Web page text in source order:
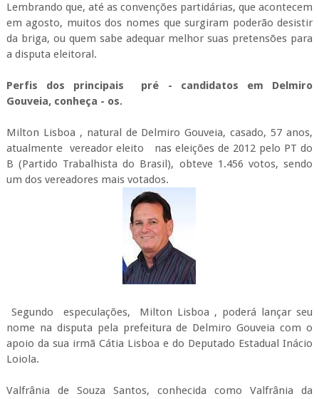
Lembrando que, até as convenções partidárias, que acontecem
em agosto, muitos dos nomes que surgiram poderão desistir
da briga, ou quem sabe adequar melhor suas pretensões para
a disputa eleitoral.
Perfis dos principais pré - candidatos em Delmiro
Gouveia, conheça - os.
Milton Lisboa , natural de Delmiro Gouveia, casado, 57 anos,
atualmente vereador eleito nas eleições de 2012 pelo PT do
B (Partido Trabalhista do Brasil), obteve 1.456 votos, sendo
um dos vereadores mais votados.
Segundo especulações, Milton Lisboa , poderá lançar seu
nome na disputa pela prefeitura de Delmiro Gouveia com o
apoio da sua irmã Cátia Lisboa e do Deputado Estadual Inácio
Loiola.
Valfrânia de Souza Santos, conhecida como Valfrânia da